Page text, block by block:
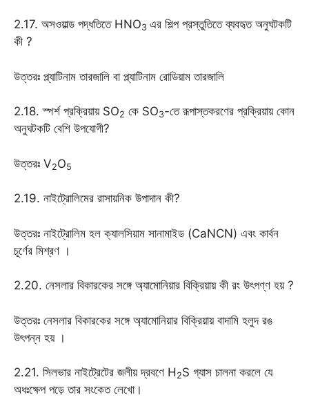
2.17. অসওয়াল্ড পদ্ধতিতে HNO3 এর শিল্প প্রস্তুতিতে ব্যবহৃত অনুঘটকটি
কী ?
উত্তরঃ প্ল্যাটিনাম তারজালি বা প্ল্যাটিনাম রোডিয়াম তারজালি
2.18. স্পর্শ প্রক্রিয়ায় SO2 কে SO3-তে রূপাস্তকরণের প্রক্রিয়ায় কোন
অনুঘটকটি বেশি উপযোগী?
উত্তরঃ V2O5
2.19. নাইট্রোলিমের রাসায়নিক উপাদান কী?
উত্তরঃ নাইট্রোলিম হল ক্যালসিয়াম সানামাইড (CaNCN) এবং কার্বন
চূর্ণের মিশ্রণ ।
2.20. নেসলার বিকারকের সঙ্গে অ্যামোনিয়ার বিক্রিয়ায় কী রং উৎপণ্ণ হয় ?
উত্তরঃ নেসলার বিকারকের সঙ্গে অ্যামোনিয়ার বিক্রিয়ায় বাদামি হলুদ রঙ
উৎপন্ন হয় ।
2.21. সিলভার নাইট্রেটের জলীয় দ্রবণে H 2S গ্যাস চালনা করলে যে
অধঃক্ষেপ পড়ে তার সংকেত লেখো।